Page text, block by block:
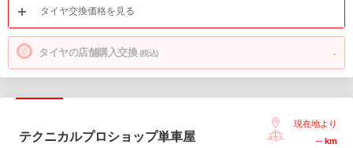
タイヤ交換価格を見る
タイヤの店舗購入交換(税込) -
テクニカルプロショップ単車屋
現在地より
-- km